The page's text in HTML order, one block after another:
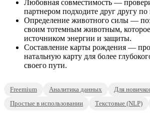
Любовная совместимость —
партнером подходите друг другу по
Определение животного силы —
своим тотемным животным, которое
источником энергии и защиты.
Составление карты рождения —
натальную карту для более
своего пути.
Freemium Аналитика данных Для
Простые в использовании
Текстовые (NLP)